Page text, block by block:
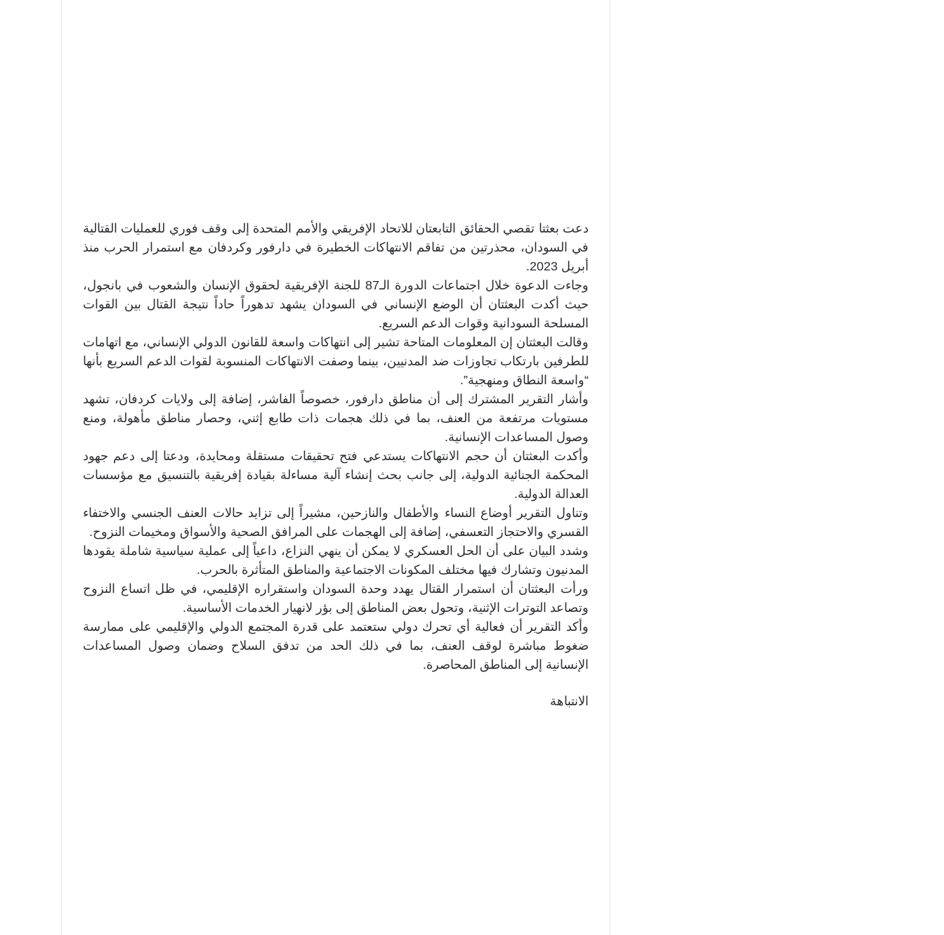
دعت بعثتا تقصي الحقائق التابعتان للاتحاد الإفريقي والأمم المتحدة إلى وقف فوري للعمليات القتالية
في السودان، محذرتين من تفاقم الانتهاكات الخطيرة في دارفور وكردفان مع استمرار الحرب منذ
أبريل 2023.
وجاءت الدعوة خلال اجتماعات الدورة الـ87 للجنة الإفريقية لحقوق الإنسان والشعوب في بانجول،
حيث أكدت البعثتان أن الوضع الإنساني في السودان يشهد تدهوراً حاداً نتيجة القتال بين القوات
المسلحة السودانية وقوات الدعم السريع.
وقالت البعثتان إن المعلومات المتاحة تشير إلى انتهاكات واسعة للقانون الدولي الإنساني، مع اتهامات
للطرفين بارتكاب تجاوزات ضد المدنيين، بينما وصفت الانتهاكات المنسوبة لقوات الدعم السريع بأنها
“واسعة النطاق ومنهجية”.
وأشار التقرير المشترك إلى أن مناطق دارفور، خصوصاً الفاشر، إضافة إلى ولايات كردفان، تشهد
مستويات مرتفعة من العنف، بما في ذلك هجمات ذات طابع إثني، وحصار مناطق مأهولة، ومنع
وصول المساعدات الإنسانية.
وأكدت البعثتان أن حجم الانتهاكات يستدعي فتح تحقيقات مستقلة ومحايدة، ودعتا إلى دعم جهود
المحكمة الجنائية الدولية، إلى جانب بحث إنشاء آلية مساءلة بقيادة إفريقية بالتنسيق مع مؤسسات
العدالة الدولية.
وتناول التقرير أوضاع النساء والأطفال والنازحين، مشيراً إلى تزايد حالات العنف الجنسي والاختفاء
القسري والاحتجاز التعسفي، إضافة إلى الهجمات على المرافق الصحية والأسواق ومخيمات النزوح.
وشدد البيان على أن الحل العسكري لا يمكن أن ينهي النزاع، داعياً إلى عملية سياسية شاملة يقودها
المدنيون وتشارك فيها مختلف المكونات الاجتماعية والمناطق المتأثرة بالحرب.
ورأت البعثتان أن استمرار القتال يهدد وحدة السودان واستقراره الإقليمي، في ظل اتساع النزوح
وتصاعد التوترات الإثنية، وتحول بعض المناطق إلى بؤر لانهيار الخدمات الأساسية.
وأكد التقرير أن فعالية أي تحرك دولي ستعتمد على قدرة المجتمع الدولي والإقليمي على ممارسة
ضغوط مباشرة لوقف العنف، بما في ذلك الحد من تدفق السلاح وضمان وصول المساعدات
الإنسانية إلى المناطق المحاصرة.
الانتباهة